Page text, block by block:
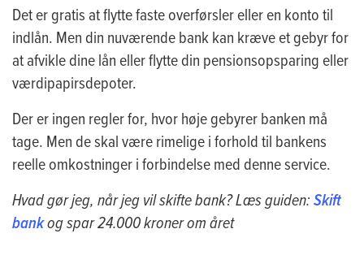
Det er gratis at flytte faste overførsler eller en konto til
indlån. Men din nuværende bank kan kræve et gebyr for
at afvikle dine lån eller flytte din pensionsopsparing eller
værdipapirsdepoter.
Der er ingen regler for, hvor høje gebyrer banken må
tage. Men de skal være rimelige i forhold til bankens
reelle omkostninger i forbindelse med denne service.
Hvad gør jeg, når jeg vil skifte bank? Læs guiden:Skift
bankog spar24.000 kroner om året